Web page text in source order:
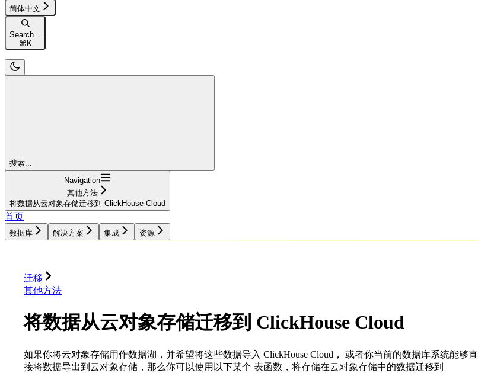
简体中文
Search...
⌘ K
搜索...
Navigation
其他方法
将数据从云对象存储迁移到 ClickHouse Cloud
首页
数据库 解决方案 集成 资源
迁移
其他方法
将数据从云对象存储迁移到 ClickHouse Cloud
如果你将云对象存储用作数据湖，并希望将这些数据导入 ClickHouse Cloud， 或者你当前的数据库系统能够直
接将数据导出到云对象存储，那么你可以使用以下某个 表函数，将存储在云对象存储中的数据迁移到